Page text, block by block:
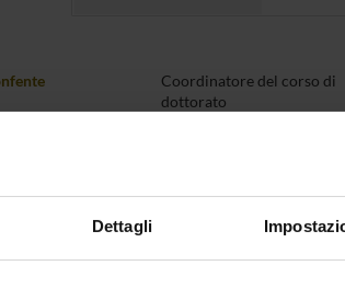
Dettagli
Coordinatore del corso di
dottorato